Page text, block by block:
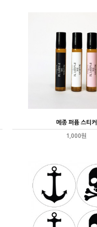
메종 퍼퓸 스티커
1,000원